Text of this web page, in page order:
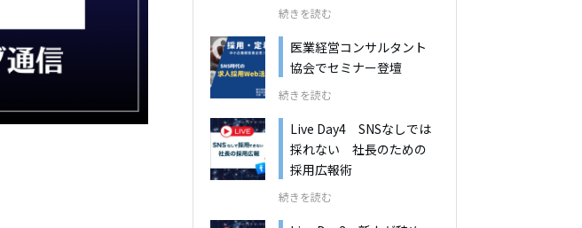
続きを読む
医業経営コンサルタント
協会でセミナー登壇
続きを読む
Live Day4 SNSなしでは
採れない 社長のための
採用広報術
続きを読む